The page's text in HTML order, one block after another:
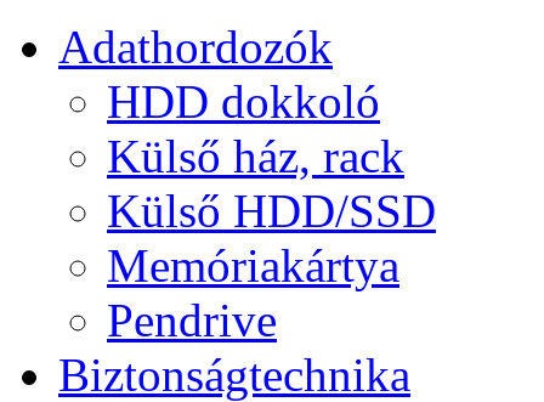
Adathordozók
HDD dokkoló
Külső ház, rack
Külső HDD/SSD
Memóriakártya
Pendrive
Biztonságtechnika